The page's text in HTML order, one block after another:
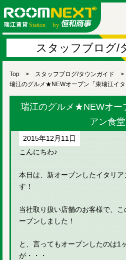
スタッフブログ/
Top
スタッフブログ/タウンガイド
瑞江のグルメ★NEWオープン「東瑞江イタ
瑞江のグルメ★NEWオー
アン食堂
2015年12月11日
こんにちわ♪
本日は、新オープンしたイタリ
す！
当社取り扱い店舗のお客様で、
ープンしました！
と、言ってもオープンしたのは1
が・・・